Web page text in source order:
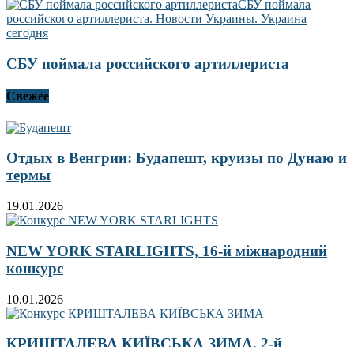
СБУ поймала российского артиллериста
Свежее
Отдых в Венгрии: Будапешт, круизы по Дунаю и
термы
19.01.2026
NEW YORK STARLIGHTS, 16-й міжнародний
конкурс
10.01.2026